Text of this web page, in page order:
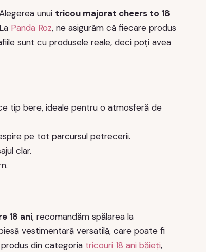
unui tricou majorat cheers to 18
Panda Roz, ne asigurăm că fiecare produs
sunt cu produsele reale, deci poți avea
tip bere, ideale pentru o atmosferă de
pe tot parcursul petrecerii.
clar.
18 ani, recomandăm spălarea la
vestimentară versatilă, care poate fi
din categoria tricouri 18 ani băieți,